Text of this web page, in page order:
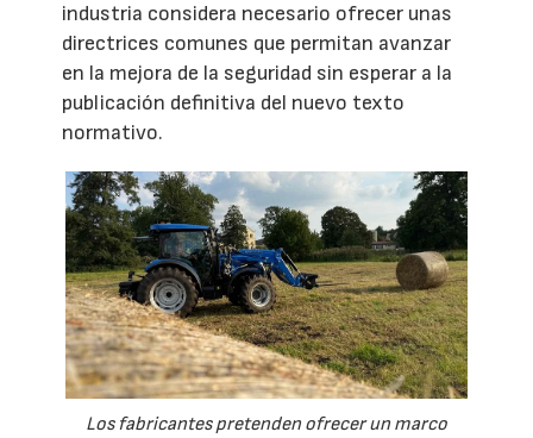
industria considera necesario ofrecer unas
directrices comunes que permitan avanzar
en la mejora de la seguridad sin esperar a la
publicación definitiva del nuevo texto
normativo.
Los fabricantes pretenden ofrecer un marco